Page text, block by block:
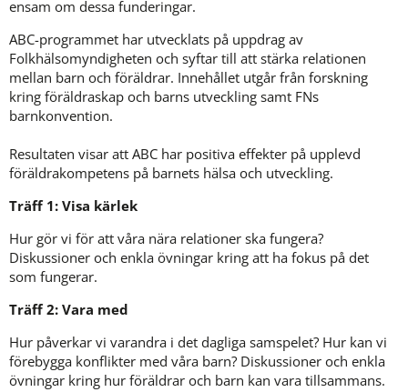
ensam om dessa funderingar.
ABC-programmet har utvecklats på uppdrag av
Folkhälsomyndigheten och syftar till att stärka relationen
mellan barn och föräldrar. Innehållet utgår från forskning
kring föräldraskap och barns utveckling samt FNs
barnkonvention.
Resultaten visar att ABC har positiva effekter på upplevd
föräldrakompetens på barnets hälsa och utveckling.
Träff 1: Visa kärlek
Hur gör vi för att våra nära relationer ska fungera?
Diskussioner och enkla övningar kring att ha fokus på det
som fungerar.
Träff 2: Vara med
Hur påverkar vi varandra i det dagliga samspelet? Hur kan vi
förebygga konflikter med våra barn? Diskussioner och enkla
övningar kring hur föräldrar och barn kan vara tillsammans.